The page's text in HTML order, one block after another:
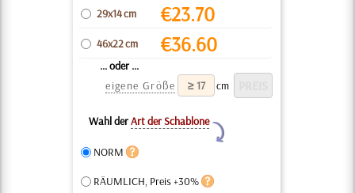
29x14 cm €23.70
46x22 cm €36.60
... oder ...
eigene Größe
cm
Wahl derArt der Schablone
Y
NORM
RÄUMLICH, Preis +30%